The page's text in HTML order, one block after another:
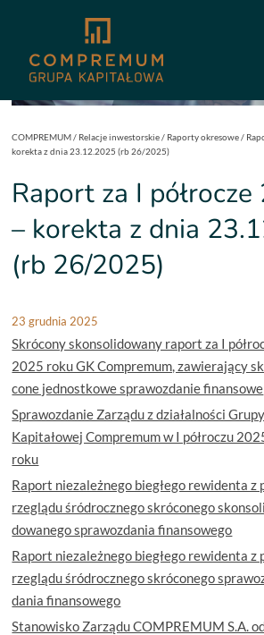
COMPREMUM/ Relacje inwestorskie/ Raporty okresowe/
korekta z dnia 23.12.2025 (rb 26/2025)
Raport za I
– korekta z dnia
(rb 26/2025)
23 grudnia 2025
Skrócony skonsolidowany raport za I
2025 roku GK Compremum, zawierający
cone jednostkowe sprawozdanie finansowe
Sprawozdanie Zarządu z działalności Grupy
Kapitałowej Compremum w I półroczu
roku
Raport niezależnego biegłego rewidenta z
rzeglądu śródrocznego skróconego skonsoli
dowanego sprawozdania finansowego
Raport niezależnego biegłego rewidenta z
rzeglądu śródrocznego skróconego
dania finansowego
Stanowisko Zarządu COMPREMUM S.A.